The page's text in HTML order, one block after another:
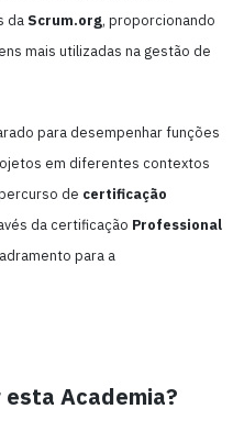
da Scrum.org, proporcionando
mais utilizadas na gestão de
para desempenhar funções
em diferentes contextos
de certificação
da certificação Professional
para a
Academia?